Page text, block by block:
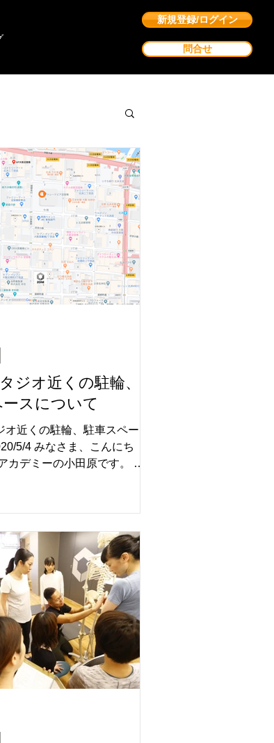
新規登録/ログイン
問合せ
ジオ近くの駐輪、
スについて
オ近くの駐輪、駐車スペース
5/4 みなさま、こんにち
カデミーの小田原です。 淀
ペースについて調べてみま